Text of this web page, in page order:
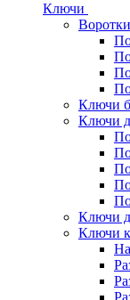
Ключи
Воротки
Ключи
Ключи
Ключи
Ключи